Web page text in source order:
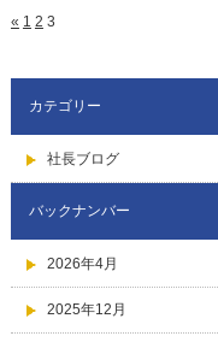
« 1 2 3
カテゴリー
社長ブログ
バックナンバー
2026年4月
2025年12月